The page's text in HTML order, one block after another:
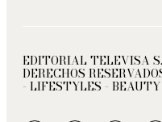
EDITORIAL TELEVISA
DERECHOS
- LIFESTYLES -